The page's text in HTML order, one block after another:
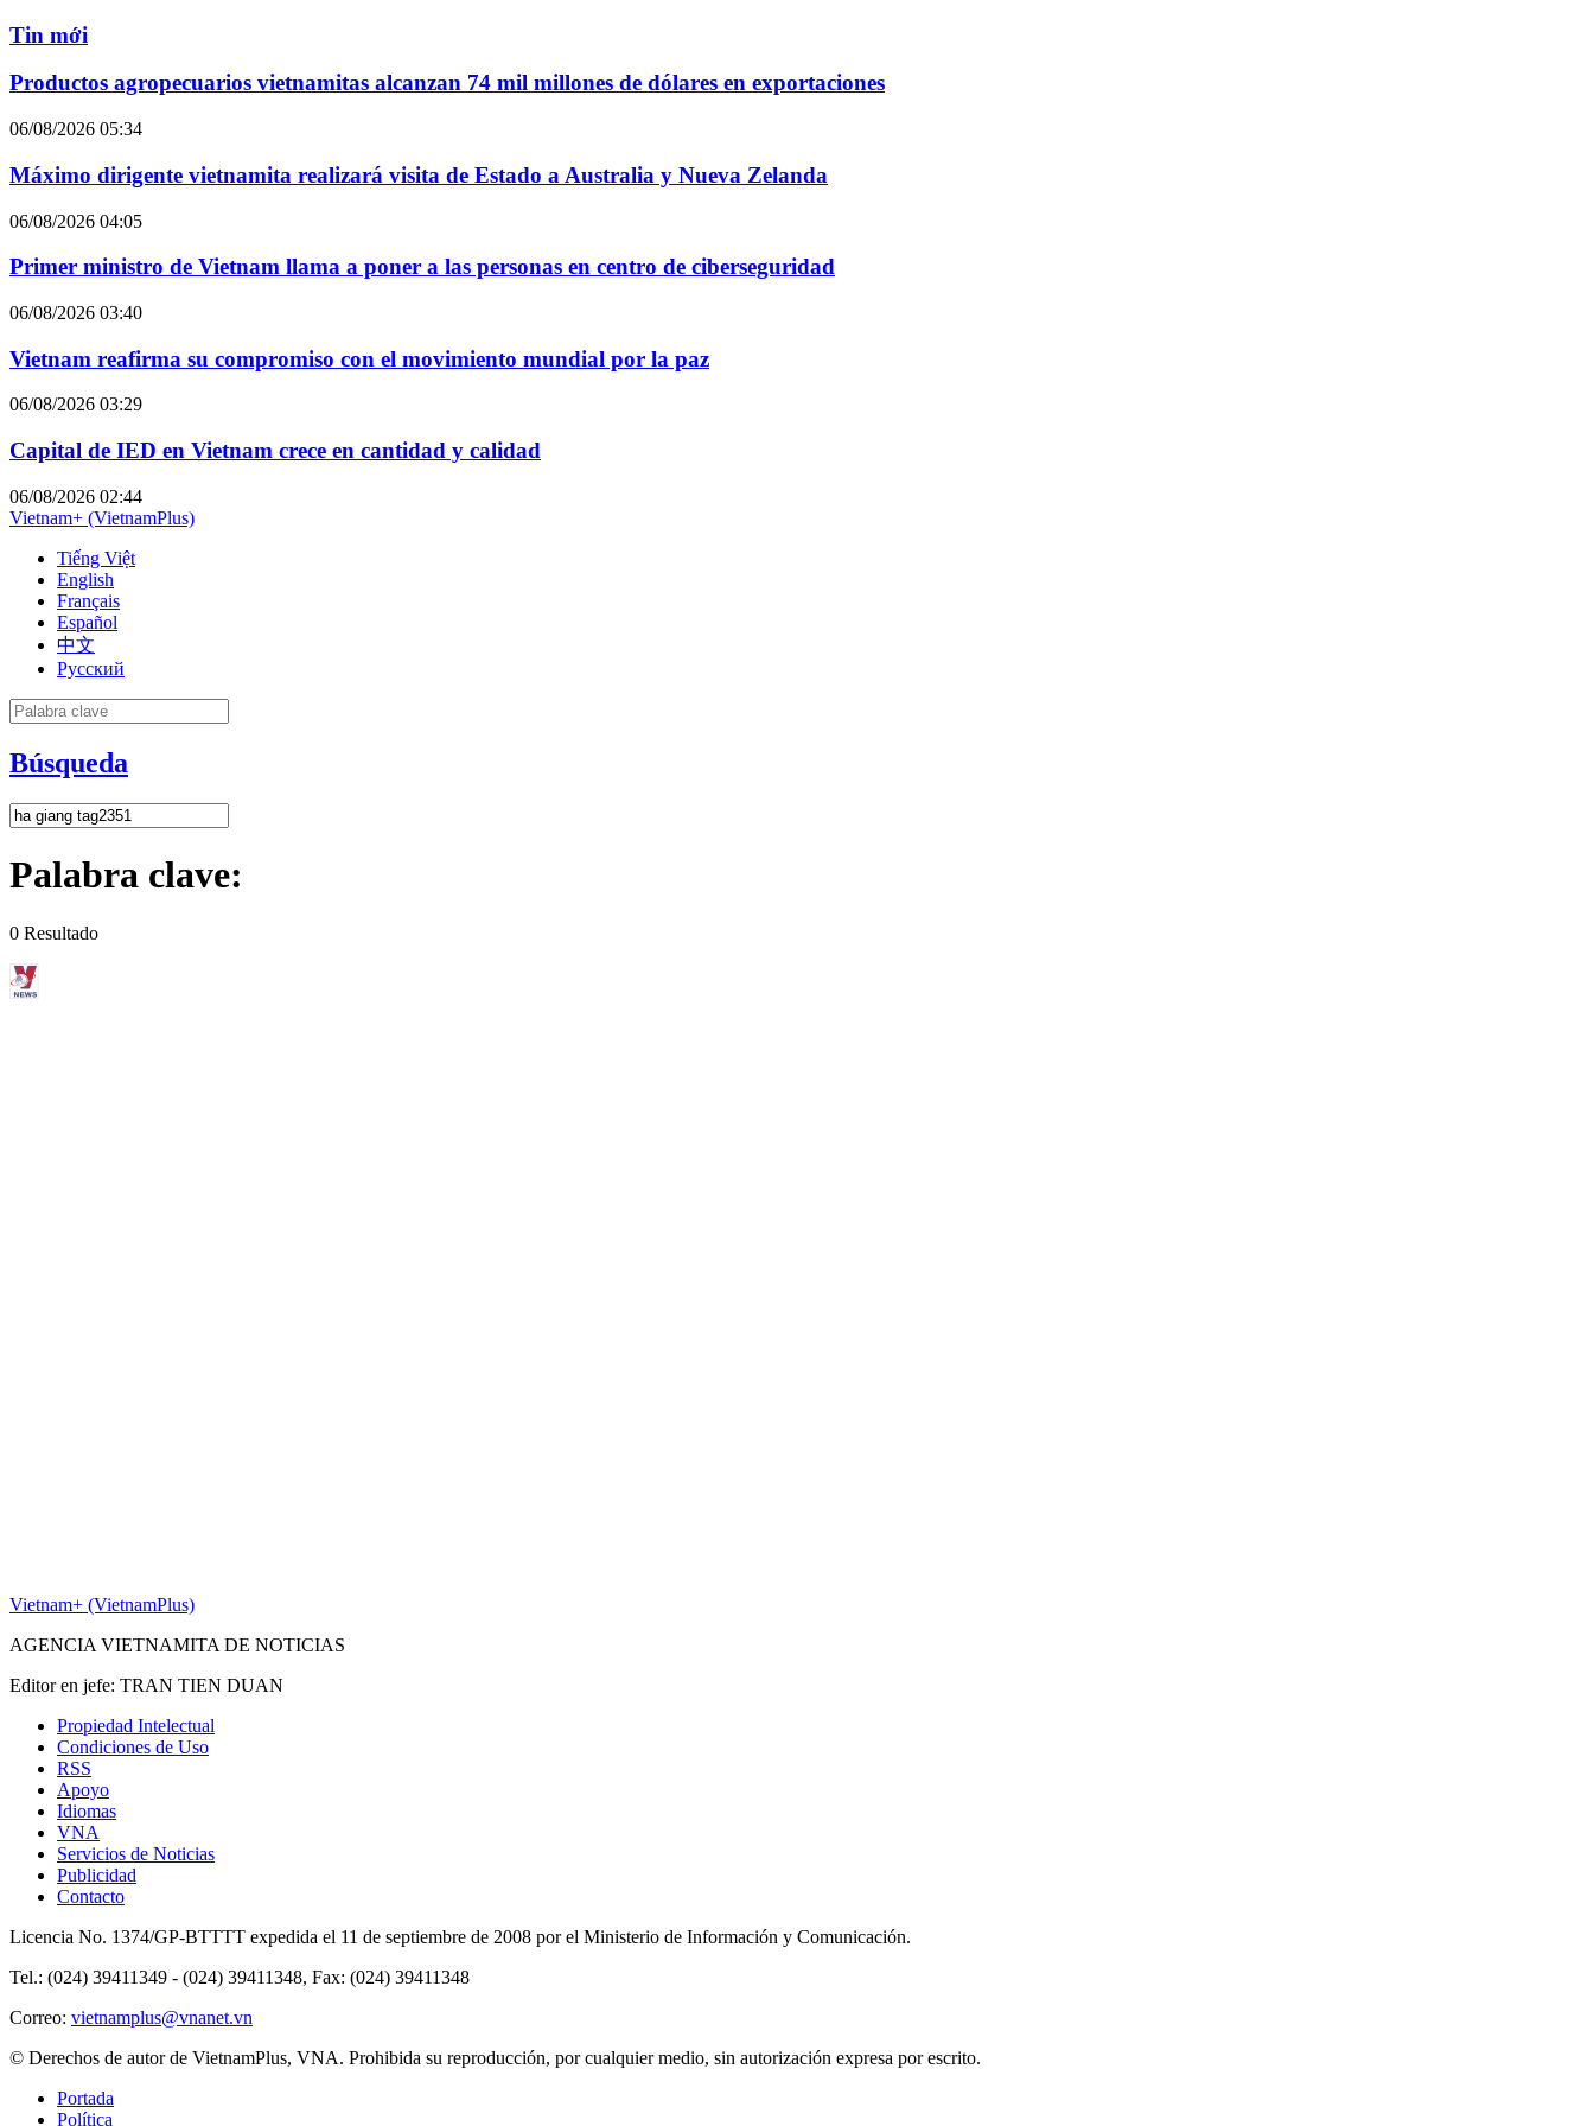
Tin mới
Productos agropecuarios vietnamitas alcanzan 74 mil millones de dólares en exportaciones
06/08/2026 05:34
Máximo dirigente vietnamita realizará visita de Estado a Australia y Nueva Zelanda
06/08/2026 04:05
Primer ministro de Vietnam llama a poner a las personas en centro de ciberseguridad
06/08/2026 03:40
Vietnam reafirma su compromiso con el movimiento mundial por la paz
06/08/2026 03:29
Capital de IED en Vietnam crece en cantidad y calidad
06/08/2026 02:44
Vietnam+ (VietnamPlus)
Tiếng Việt
English
Français
Español
中文
Русский
Búsqueda
Palabra clave:
0 Resultado
Vietnam+ (VietnamPlus)
AGENCIA VIETNAMITA DE NOTICIAS
Editor en jefe: TRAN TIEN DUAN
Propiedad Intelectual
Condiciones de Uso
RSS
Apoyo
Idiomas
VNA
Servicios de Noticias
Publicidad
Contacto
Licencia No. 1374/GP-BTTTT expedida el 11 de septiembre de 2008 por el Ministerio de Información y Comunicación.
Tel.: (024) 39411349 - (024) 39411348, Fax: (024) 39411348
Correo: vietnamplus@vnanet.vn
© Derechos de autor de VietnamPlus, VNA. Prohibida su reproducción, por cualquier medio, sin autorización expresa por escrito.
Portada
Política